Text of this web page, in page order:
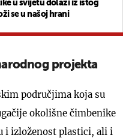
u svijetu dolazi iz istog
se u našoj hrani
projekta
područjima koja su
okolišne čimbenike
i izloženost plastici, ali i